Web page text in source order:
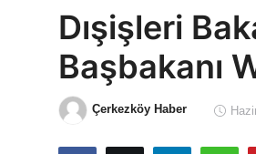
Spor Haberleri
Teknoloji Haberleri
Dışişleri
Başbakanı
Çerkezköy Haber